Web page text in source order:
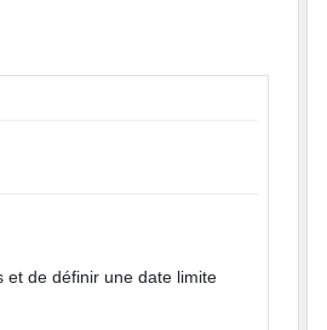
et de définir une date limite